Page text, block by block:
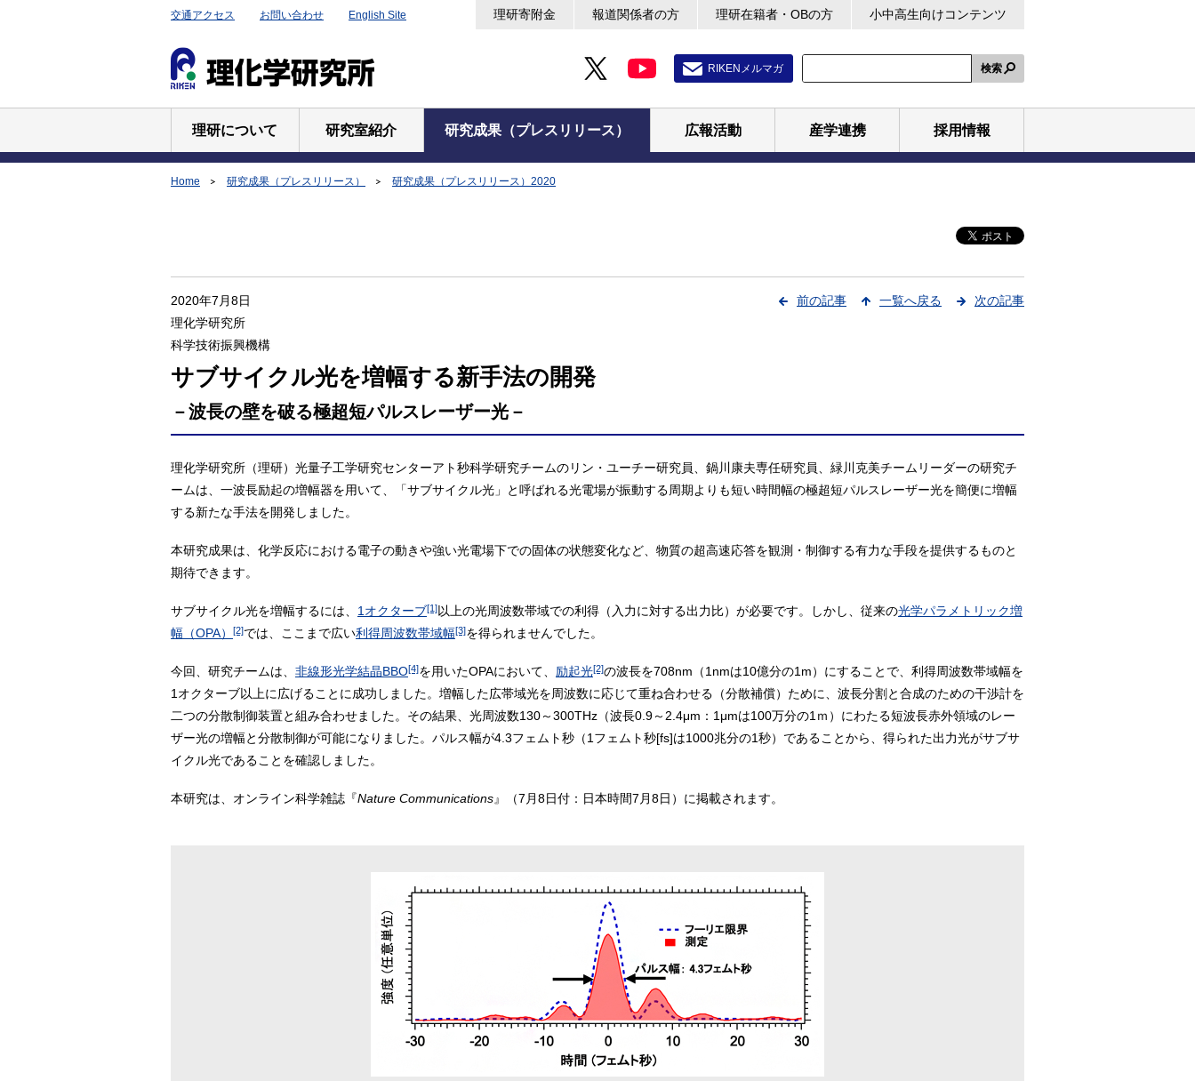
交通アクセス お問い合わせ English Site 理研寄附金 報道関係者の方 理研在籍者・OBの方 小中高生向けコンテンツ
RIKENメルマガ 検索
理研について 研究室紹介 研究成果（プレスリリース） 広報活動 産学連携 採用情報
Home 研究成果（プレスリリース） 研究成果（プレスリリース）2020
前の記事 一覧へ戻る 次の記事
2020年7月8日
理化学研究所
科学技術振興機構
サブサイクル光を増幅する新手法の開発
－波長の壁を破る極超短パルスレーザー光－
理化学研究所（理研）光量子工学研究センターアト秒科学研究チームのリン・ユーチー研究員、鍋川康夫専任研究員、緑川克美チームリーダーの研究チ
ームは、一波長励起の増幅器を用いて、「サブサイクル光」と呼ばれる光電場が振動する周期よりも短い時間幅の極超短パルスレーザー光を簡便に増幅
する新たな手法を開発しました。
本研究成果は、化学反応における電子の動きや強い光電場下での固体の状態変化など、物質の超高速応答を観測・制御する有力な手段を提供するものと
期待できます。
サブサイクル光を増幅するには、 1オクターブ[1]以上の光周波数帯域での利得（入力に対する出力比）が必要です。しかし、従来の光学パラメトリック増
幅（OPA）
[2]では、ここまで広い利得周波数帯域幅[3]を得られませんでした。
今回、研究チームは、 非線形光学結晶BBO[4]を用いたOPAにおいて、 励起光[2]の波長を708nm（1nmは10億分の1m）にすることで、利得周波数帯域幅を
1オクターブ以上に広げることに成功しました。増幅した広帯域光を周波数に応じて重ね合わせる（分散補償）ために、波長分割と合成のための干渉計を
二つの分散制御装置と組み合わせました。その結果、光周波数130～300THz（波長0.9～2.4μm：1μmは100万分の1ｍ）にわたる短波長赤外領域のレー
ザー光の増幅と分散制御が可能になりました。パルス幅が4.3フェムト秒（1フェムト秒[fs]は1000兆分の1秒）であることから、得られた出力光がサブサ
イクル光であることを確認しました。
本研究は、オンライン科学雑誌『Nature Communications』（7月8日付：日本時間7月8日）に掲載されます。